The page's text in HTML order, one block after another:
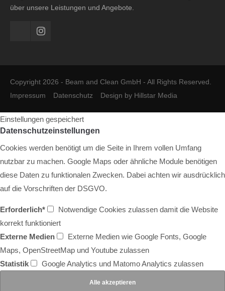
über unsere Leistungen und Angebote.
Copyright 2026 - Beam and Clean GmbH - All Rights Reserved.
Impressum
Datenschutz Design by Hillstar Media
Einstellungen gespeichert
Datenschutzeinstellungen
Cookies werden benötigt um die Seite in Ihrem vollen Umfang
nutzbar zu machen. Google Maps oder ähnliche Module benötigen
diese Daten zu funktionalen Zwecken. Dabei achten wir ausdrücklich
auf die Vorschriften der DSGVO.
Erforderlich*
Notwendige Cookies zulassen damit die Website
korrekt funktioniert
Externe Medien
Externe Medien wie Google Fonts, Google
Maps, OpenStreetMap und Youtube zulassen
Statistik
Google Analytics und Matomo Analytics zulassen